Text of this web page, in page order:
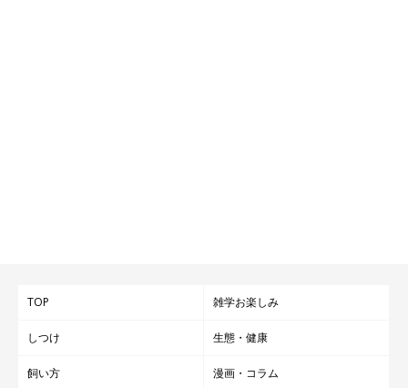
TOP 雑学お楽しみ
しつけ 生態・健康
飼い方 漫画・コラム